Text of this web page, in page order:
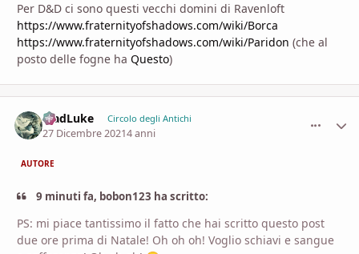
Per D&D ci sono questi vecchi domini di Ravenloft
https://www.fraternityofshadows.com/wiki/Borca
https://www.fraternityofshadows.com/wiki/Paridon (che al
posto delle fogne ha Questo)
MadLuke Circolo degli Antichi
27 Dicembre 20214 anni
AUTORE
9 minuti fa, bobon123 ha scritto:
PS: mi piace tantissimo il fatto che hai scritto questo post
due ore prima di Natale! Oh oh oh! Voglio schiavi e sangue